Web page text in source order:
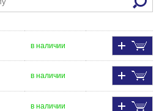
в наличии
в наличии
в наличии